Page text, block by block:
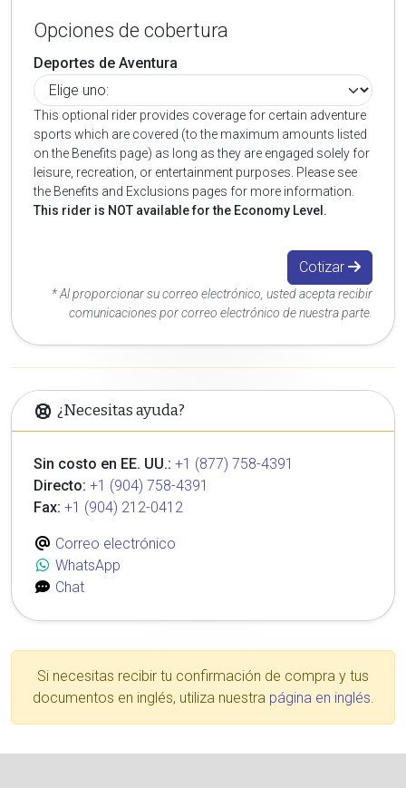
Opciones de cobertura
Deportes de Aventura
This optional rider provides coverage for certain adventure
sports which are covered (to the maximum amounts listed
on the Benefits page) as long as they are engaged solely for
leisure, recreation, or entertainment purposes. Please see
the Benefits and Exclusions pages for more information.
This rider is NOT available for the Economy Level.
Cotizar
* Al proporcionar su correo electrónico, usted acepta recibir
comunicaciones por correo electrónico de nuestra parte.
¿Necesitas ayuda?
Sin costo en EE. UU.: +1 (877) 758-4391
Directo: +1 (904) 758-4391
Fax: +1 (904) 212-0412
Correo electrónico
WhatsApp
Chat
Si necesitas recibir tu confirmación de compra y tus
documentos en inglés, utiliza nuestra página en inglés.